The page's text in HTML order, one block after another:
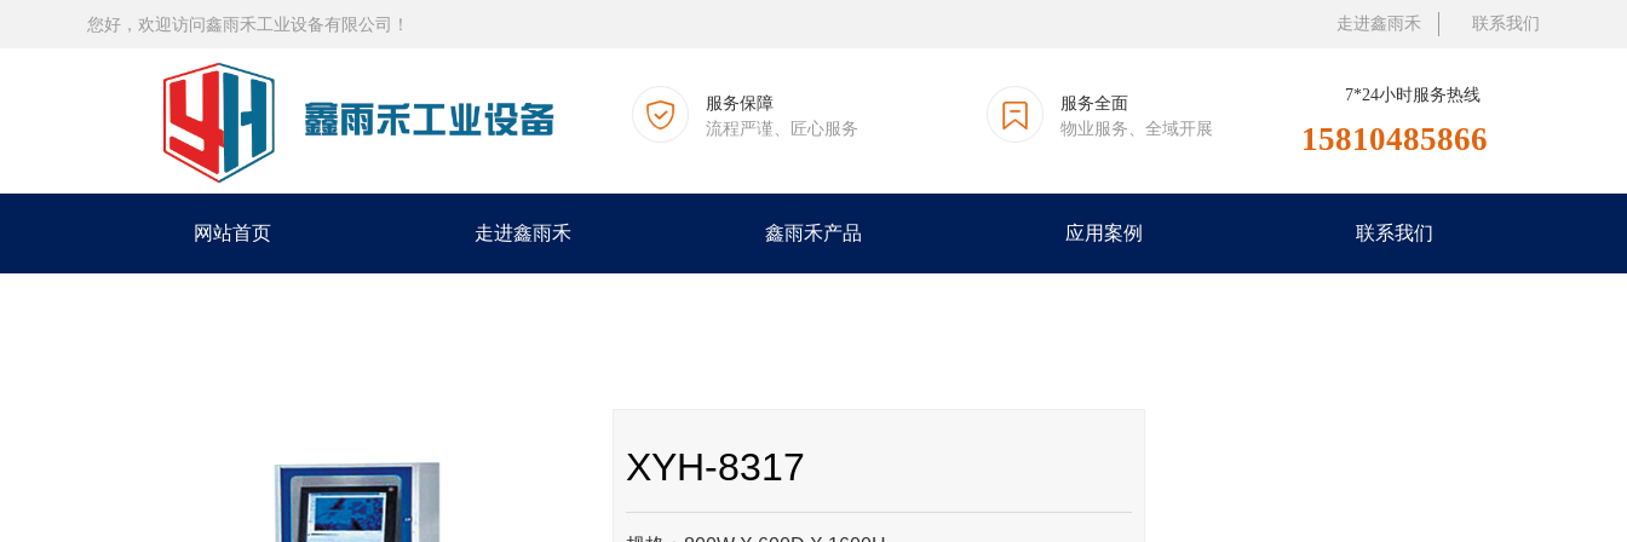
您好，欢迎访问鑫雨禾工业设备有限公司！ 联系我们
走进鑫雨禾
服务保障
流程严谨、匠心服务
服务全面
物业服务、全域开展
7*24小时服务热线
15810485866
网站首页 走进鑫雨禾 鑫雨禾产品 应用案例 联系我们
XYH-8317